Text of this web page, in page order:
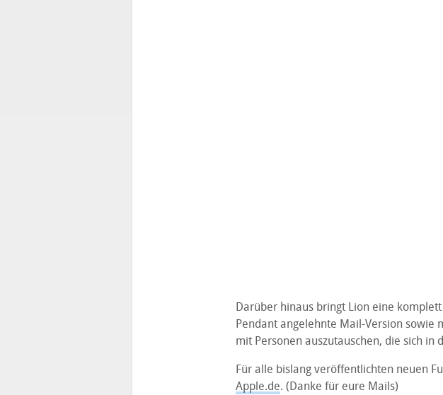
Darüber hinaus bringt Lion eine
Pendant angelehnte Mail-Version sowie
mit Personen auszutauschen, die sich in
Für alle bislang veröffentlichten neuen
Apple.de. (Danke für eure Mails)